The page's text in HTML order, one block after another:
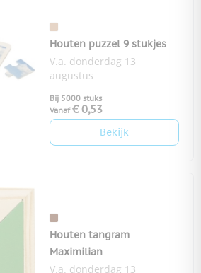
Houten puzzel 9 stukjes
V.a. donderdag 13
augustus
Bij 5000 stuks
Vanaf € 0,53
Bekijk
Houten tangram
Maximilian
V.a. donderdag 13